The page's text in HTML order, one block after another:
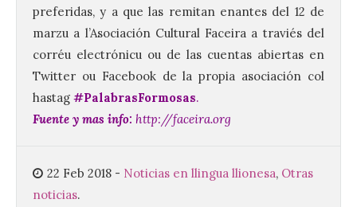
preferidas, y a que las remitan enantes del 12 de
marzu a l’Asociación Cultural Faceira a traviés del
corréu electrónicu ou de las cuentas abiertas en
Twitter ou Facebook de la propia asociación col
hastag #PalabrasFormosas.
Fuente y mas info: http://faceira.org
22 Feb 2018 - Noticias en llingua llionesa, Otras
noticias.
8 Ago 2026
que llegan a la zona en
puntos como el faro de
Cabo Mayor, Cueto,
Corbanera o Ciriego y